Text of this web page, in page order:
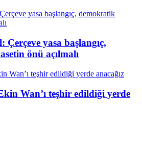
Çerçeve yasa başlangıç,
önü açılmalı
Wan’ı teşhir edildiği yerde